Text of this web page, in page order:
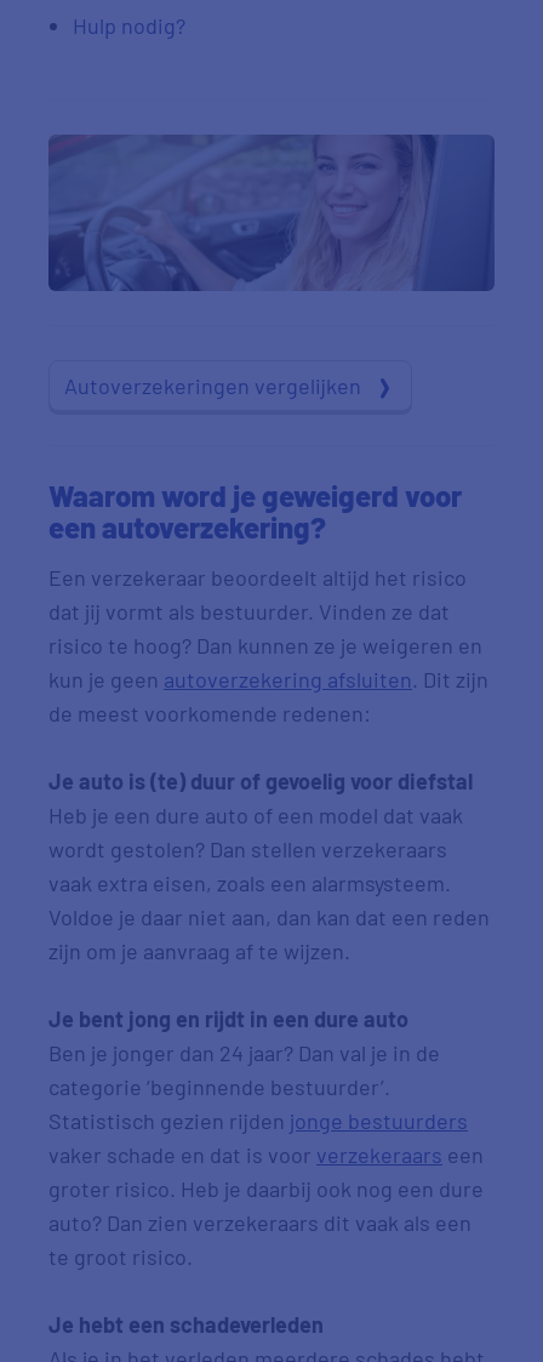
Hulp nodig?
Autoverzekeringen vergelijken
Waarom word je geweigerd voor
een autoverzekering?
Een verzekeraar beoordeelt altijd het risico
dat jij vormt als bestuurder. Vinden ze dat
risico te hoog? Dan kunnen ze je weigeren en
kun je geen autoverzekering afsluiten. Dit zijn
de meest voorkomende redenen:
Je auto is (te) duur of gevoelig voor diefstal
Heb je een dure auto of een model dat vaak
wordt gestolen? Dan stellen verzekeraars
vaak extra eisen, zoals een alarmsysteem.
Voldoe je daar niet aan, dan kan dat een reden
zijn om je aanvraag af te wijzen.
Je bent jong en rijdt in een dure auto
Ben je jonger dan 24 jaar? Dan val je in de
categorie ‘beginnende bestuurder’.
Statistisch gezien rijden jonge bestuurders
vaker schade en dat is voor verzekeraars een
groter risico. Heb je daarbij ook nog een dure
auto? Dan zien verzekeraars dit vaak als een
te groot risico.
Je hebt een schadeverleden